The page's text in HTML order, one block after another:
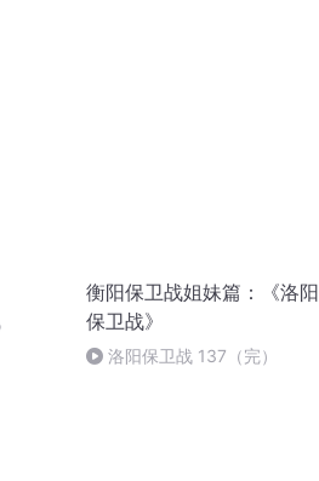
衡阳保卫战姐妹篇：《洛阳
保卫战》
洛阳保卫战 137（完）